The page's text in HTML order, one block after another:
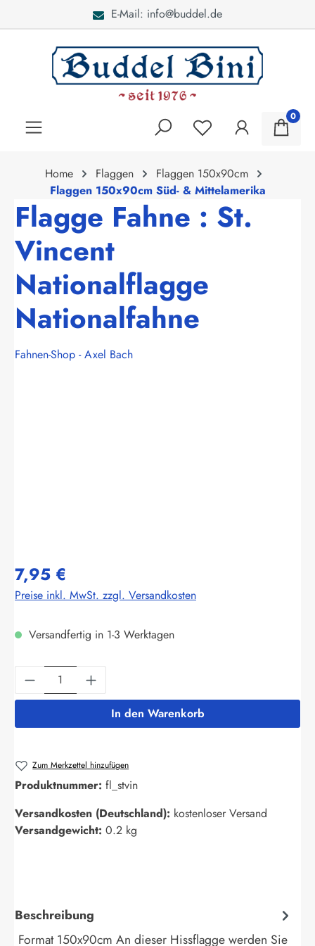
E-Mail: info@buddel.de
0
Home Flaggen
Flaggen 150x90cm
Flaggen 150x90cm Süd- & Mittelamerika
Flagge Fahne : St.
Vincent
Nationalflagge
Nationalfahne
Fahnen-Shop - Axel Bach
7,95 €
Preise inkl. MwSt. zzgl. Versandkosten
Versandfertig in 1-3 Werktagen
Produkt Anzahl: Gib den gewünschten
In den Warenkorb
Zum Merkzettel hinzufügen
Produktnummer: fl_stvin
Versandkosten (Deutschland): kostenloser Versand
Versandgewicht: 0.2 kg
Beschreibung
Format 150x90cm An dieser Hissflagge werden Sie